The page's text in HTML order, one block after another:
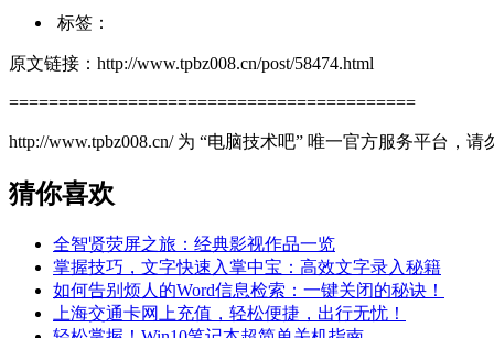
标签：
原文链接：http://www.tpbz008.cn/post/58474.html
=========================================
http://www.tpbz008.cn/ 为 “电脑技术吧” 唯一官方服务平台，请
猜你喜欢
全智贤荧屏之旅：经典影视作品一览
掌握技巧，文字快速入掌中宝：高效文字录入秘籍
如何告别烦人的Word信息检索：一键关闭的秘诀！
上海交通卡网上充值，轻松便捷，出行无忧！